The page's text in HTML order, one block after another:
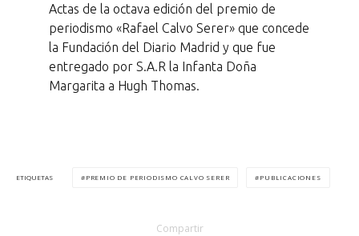
Actas de la octava edición del premio de
periodismo «Rafael Calvo Serer» que concede
la Fundación del Diario Madrid y que fue
entregado por S.A.R la Infanta Doña
Margarita a Hugh Thomas.
ETIQUETAS PREMIO DE PERIODISMO CALVO SERER PUBLICACIONES
Compartir